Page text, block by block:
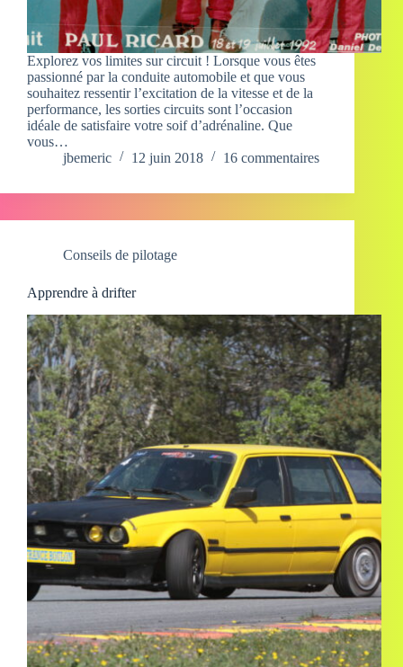
Explorez vos limites sur circuit ! Lorsque vous êtes
passionné par la conduite automobile et que vous
souhaitez ressentir l’excitation de la vitesse et de la
performance, les sorties circuits sont l’occasion
idéale de satisfaire votre soif d’adrénaline. Que
vous…
jbemeric
12 juin 2018 16 commentaires
Conseils de pilotage
Apprendre à drifter